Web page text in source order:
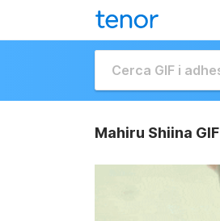
Mahiru Shiina GIF